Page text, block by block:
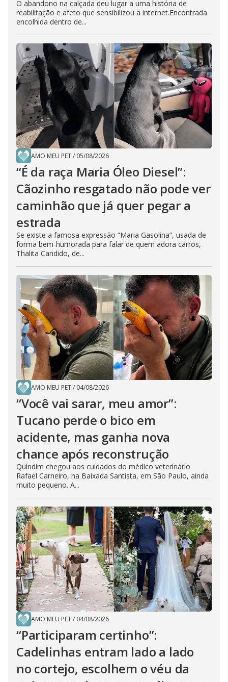
O abandono na calçada deu lugar a uma história de
reabilitação e afeto que sensibilizou a internet.Encontrada
encolhida dentro de...
AMO MEU PET/ 05/08/2026
“É da raça Maria Óleo Diesel”:
Cãozinho resgatado não pode ver
caminhão que já quer pegar a
estrada
Se existe a famosa expressão “Maria Gasolina”, usada de
forma bem-humorada para falar de quem adora carros,
Thalita Candido, de...
AMO MEU PET/ 04/08/2026
“Você vai sarar, meu amor”:
Tucano perde o bico em
acidente, mas ganha nova
chance após reconstrução
Quindim chegou aos cuidados do médico veterinário
Rafael Carneiro, na Baixada Santista, em São Paulo, ainda
muito pequeno. A...
AMO MEU PET/ 04/08/2026
“Participaram certinho”:
Cadelinhas entram lado a lado
no cortejo, escolhem o véu da